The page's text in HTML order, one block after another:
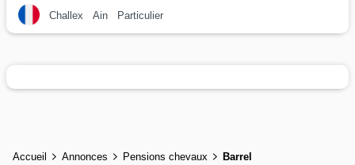
Challex Ain Particulier
Accueil Annonces Pensions chevaux Barrel